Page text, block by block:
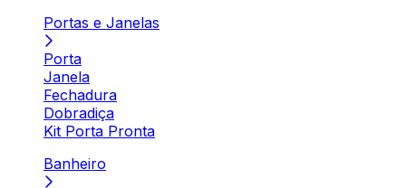
Portas e Janelas
Porta
Janela
Fechadura
Dobradiça
Kit Porta Pronta
Banheiro